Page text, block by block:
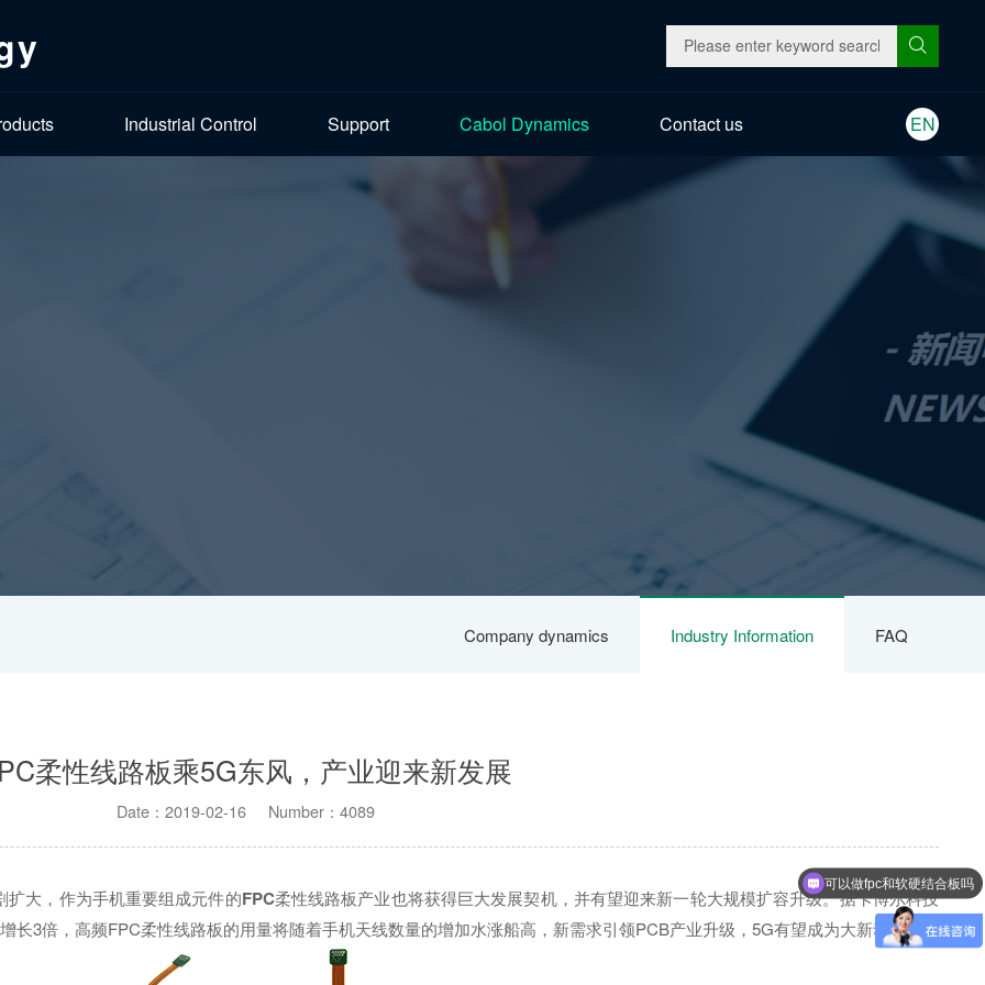
Industrial Control Support Cabol Dynamics Contact us EN
Company dynamics Industry Information FAQ
柔性线路板乘5G东风，产业迎来新发展
Date：2019-02-16 Number：4089
大，作为手机重要组成元件的FPC柔性线路板产业也将获得巨大发展契机，并有望迎来新一轮大规模扩容升级。据卡博尔科技
长3倍，高频FPC柔性线路板的用量将随着手机天线数量的增加水涨船高，新需求引领PCB产业升级，5G有望成为大新动能。
可以做fpc和软硬结合板吗